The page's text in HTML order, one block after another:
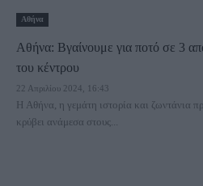
Αθήνα
Αθήνα: Βγαίνουμε για ποτό σε 3
του κέντρου
22 Απριλίου 2024, 16:43
Η Αθήνα, η γεμάτη ιστορία και ζωντάνια
κρύβει ανάμεσα στους...